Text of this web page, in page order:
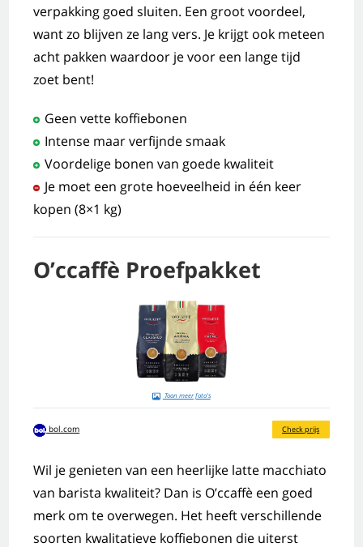
verpakking goed sluiten. Een groot voordeel,
want zo blijven ze lang vers. Je krijgt ook meteen
acht pakken waardoor je voor een lange tijd
zoet bent!
Geen vette koffiebonen
Intense maar verfijnde smaak
Voordelige bonen van goede kwaliteit
Je moet een grote hoeveelheid in één keer
kopen (8×1 kg)
O’ccaffè Proefpakket
Toon meer foto's
bol.com Check prijs
Wil je genieten van een heerlijke latte macchiato
van barista kwaliteit? Dan is O’ccaffè een goed
merk om te overwegen. Het heeft verschillende
soorten kwalitatieve koffiebonen die uiterst